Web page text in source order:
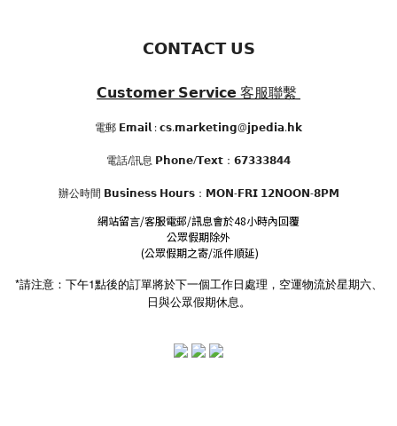
𝗖𝗢𝗡𝗧𝗔𝗖𝗧 𝗨𝗦
𝗖𝘂𝘀𝘁𝗼𝗺𝗲𝗿 𝗦𝗲𝗿𝘃𝗶𝗰𝗲 客服聯繫
電郵 𝗘𝗺𝗮𝗶𝗹 : 𝗰𝘀.𝗺𝗮𝗿𝗸𝗲𝘁𝗶𝗻𝗴@𝗷𝗽𝗲𝗱𝗶𝗮.𝗵𝗸
電話/訊息 𝗣𝗵𝗼𝗻𝗲/𝗧𝗲𝘅𝘁：𝟲𝟳𝟯𝟯𝟯𝟴𝟰𝟰
辦公時間 𝗕𝘂𝘀𝗶𝗻𝗲𝘀𝘀 𝗛𝗼𝘂𝗿𝘀：𝗠𝗢𝗡-𝗙𝗥𝗜 𝟭𝟮𝗡𝗢𝗢𝗡-𝟴𝗣𝗠
網站留言/客服電郵/訊息會於48小時內回覆
公眾假期除外
(公眾假期之寄/派件順延)
*請注意：下午1點後的訂單將於下一個工作日處理，空運物流於星期六、
日與公眾假期休息。